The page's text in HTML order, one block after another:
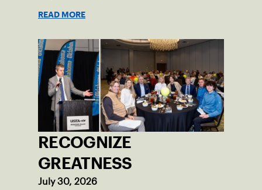
READ MORE
RECOGNIZE
GREATNESS
July 30, 2026